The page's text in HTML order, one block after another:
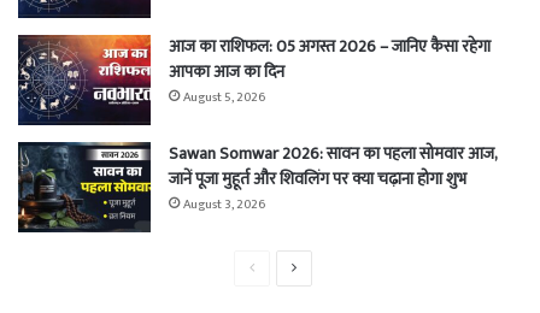
आज का राशिफल: 05 अगस्त 2026 – जानिए कैसा रहेगा
आपका आज का दिन
August 5, 2026
Sawan Somwar 2026: सावन का पहला सोमवार आज,
जानें पूजा मुहूर्त और शिवलिंग पर क्या चढ़ाना होगा शुभ
August 3, 2026
PreviousNext